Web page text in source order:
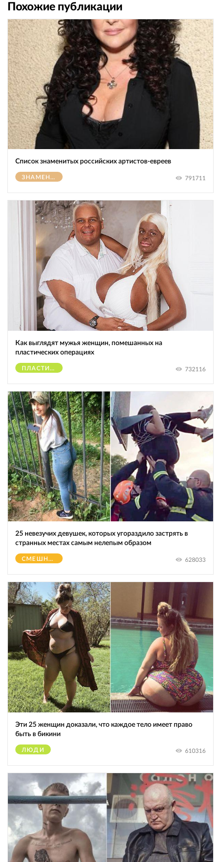
Похожие публикации
Список знаменитых российских артистов-евреев
ЗНАМЕНИТОСТИ 791711
Как выглядят мужья женщин, помешанных на
пластических операциях
ПЛАСТИЧЕСКИЕ ОПЕРАЦИИ 732116
25 невезучих девушек, которых угораздило застрять в
странных местах самым нелепым образом
СМЕШНОЕ 628033
Эти 25 женщин доказали, что каждое тело имеет право
быть в бикини
ЛЮДИ 610316